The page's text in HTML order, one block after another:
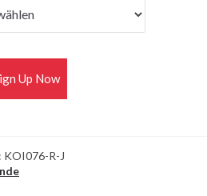
Up Now
KOI076-R-J